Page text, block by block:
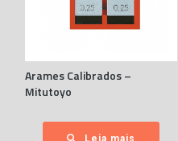
Arames Calibrados –
Mitutoyo
Leia mais